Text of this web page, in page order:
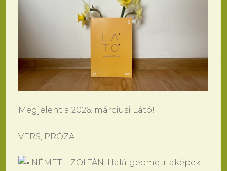
Megjelent a 2026. márciusi Látó!
VERS, PRÓZA
NÉMETH ZOLTÁN: Halálgeometriaképek